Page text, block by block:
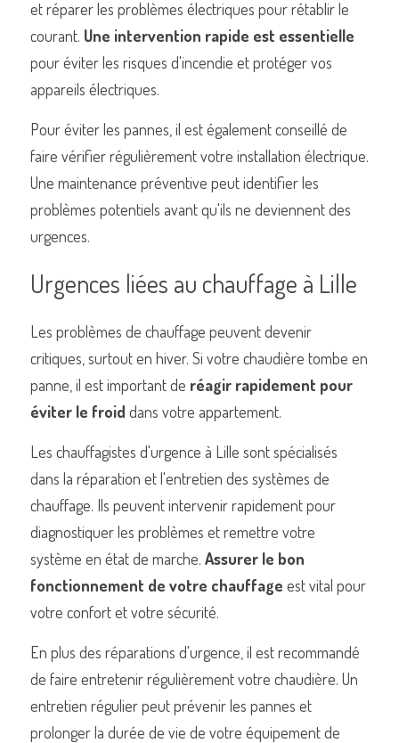
et réparer les problèmes électriques pour rétablir le
courant. Une intervention rapide est essentielle
pour éviter les risques d'incendie et protéger vos
appareils électriques.
Pour éviter les pannes, il est également conseillé de
faire vérifier régulièrement votre installation électrique.
Une maintenance préventive peut identifier les
problèmes potentiels avant qu'ils ne deviennent des
urgences.
Urgences liées au chauffage à Lille
Les problèmes de chauffage peuvent devenir
critiques, surtout en hiver. Si votre chaudière tombe en
panne, il est important de réagir rapidement pour
éviter le froid dans votre appartement.
Les chauffagistes d'urgence à Lille sont spécialisés
dans la réparation et l'entretien des systèmes de
chauffage. Ils peuvent intervenir rapidement pour
diagnostiquer les problèmes et remettre votre
système en état de marche. Assurer le bon
fonctionnement de votre chauffage est vital pour
votre confort et votre sécurité.
En plus des réparations d'urgence, il est recommandé
de faire entretenir régulièrement votre chaudière. Un
entretien régulier peut prévenir les pannes et
prolonger la durée de vie de votre équipement de